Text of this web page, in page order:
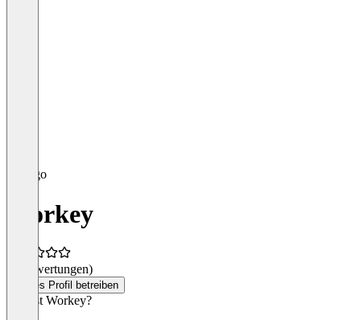
Workey
(0 Bewertungen)
Dieses Profil betreiben
Was ist Workey?